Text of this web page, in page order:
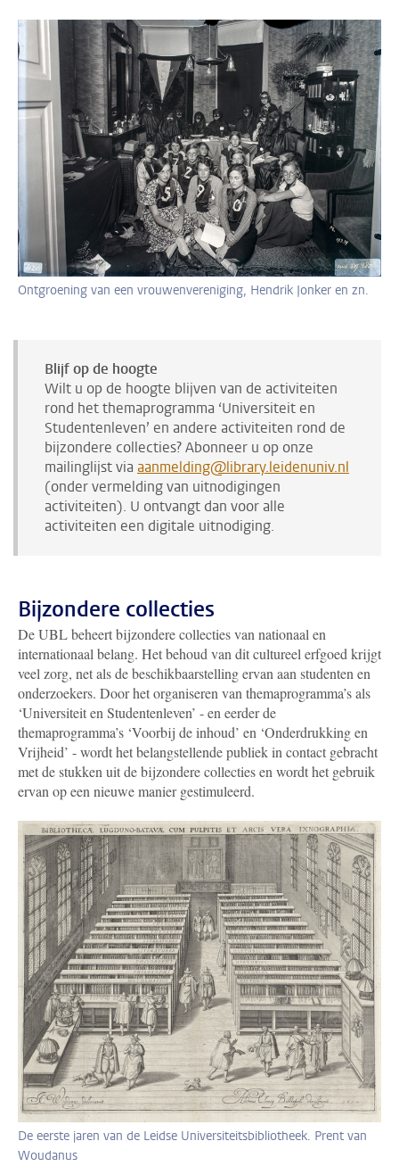
Ontgroening van een vrouwenvereniging, Hendrik Jonker en zn.
Blijf op de hoogte
Wilt u op de hoogte blijven van de activiteiten
rond het themaprogramma ‘Universiteit en
Studentenleven’ en andere activiteiten rond de
bijzondere collecties? Abonneer u op onze
mailinglijst via aanmelding@library.leidenuniv.nl
(onder vermelding van uitnodigingen
activiteiten). U ontvangt dan voor alle
activiteiten een digitale uitnodiging.
Bijzondere collecties
De UBL beheert bijzondere collecties van nationaal en
internationaal belang. Het behoud van dit cultureel erfgoed krijgt
veel zorg, net als de beschikbaarstelling ervan aan studenten en
onderzoekers. Door het organiseren van themaprogramma’s als
‘Universiteit en Studentenleven’ - en eerder de
themaprogramma’s ‘Voorbij de inhoud’ en ‘Onderdrukking en
Vrijheid’ - wordt het belangstellende publiek in contact gebracht
met de stukken uit de bijzondere collecties en wordt het gebruik
ervan op een nieuwe manier gestimuleerd.
De eerste jaren van de Leidse Universiteitsbibliotheek. Prent van
Woudanus